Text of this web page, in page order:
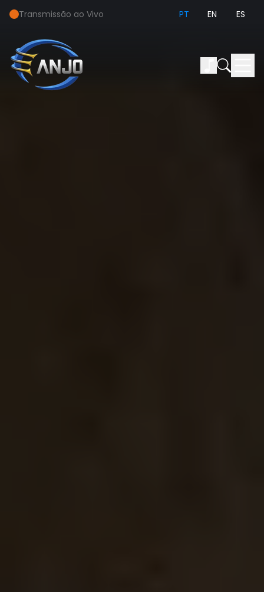
Transmissão ao Vivo PT EN ES